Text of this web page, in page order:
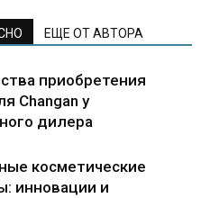
ЕЩЕ ОТ АВТОРА
приобретения
Changan у
дилера
косметические
инновации и